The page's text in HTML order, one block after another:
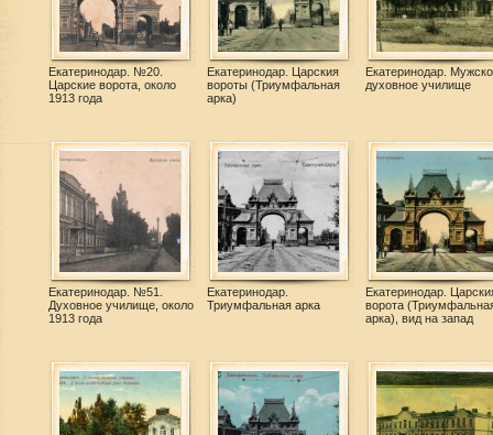
Екатеринодар. №20.
Царские ворота, около
1913 года
Екатеринодар. Царския
вороты (Триумфальная
арка)
Екатеринодар.
духовное училище
Екатеринодар. №51.
Духовное училище, около
1913 года
Екатеринодар.
Триумфальная арка
Екатеринодар.
ворота
арка), вид на запад